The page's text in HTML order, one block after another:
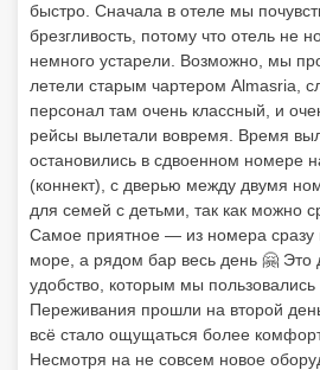
быстро. Сначала в отеле мы
брезгливость, потому что отель не
немного устарели. Возможно, мы
летели старым чартером Almasria,
персонал там очень классный, и
рейсы вылетали вовремя. Время
остановились в сдвоенном номере
(коннект), с дверью между двумя
для семей с детьми, так как можно
Самое приятное — из номера
море, а рядом бар весь день 🤗 Это
удобство, которым мы пользовались
Переживания прошли на второй
всё стало ощущаться более
Несмотря на не совсем новое